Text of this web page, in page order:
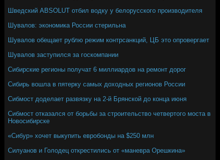
Шведский ABSOLUT отбил водку у белорусского производителя
Шувалов: экономика России стерильна
Шувалов обещает рублю режим контрсанкций, ЦБ это опровергает
Шувалов заступился за госкомпании
Сибирские регионы получат 6 миллиардов на ремонт дорог
Сибирь вошла в пятерку самых доходных регионов России
Сибмост доделает развязку на 2-й Брянской до конца июня
Сибмост отказался от борьбы за строительство четвертого моста в
Новосибирске
«Сибур» хочет выкупить евробонды на $250 млн
Силуанов и Голодец открестились от «маневра Орешкина»